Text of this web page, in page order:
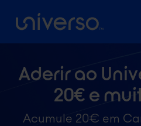
to
main
content
Aderir ao
20€ e
Acumule 20€ em